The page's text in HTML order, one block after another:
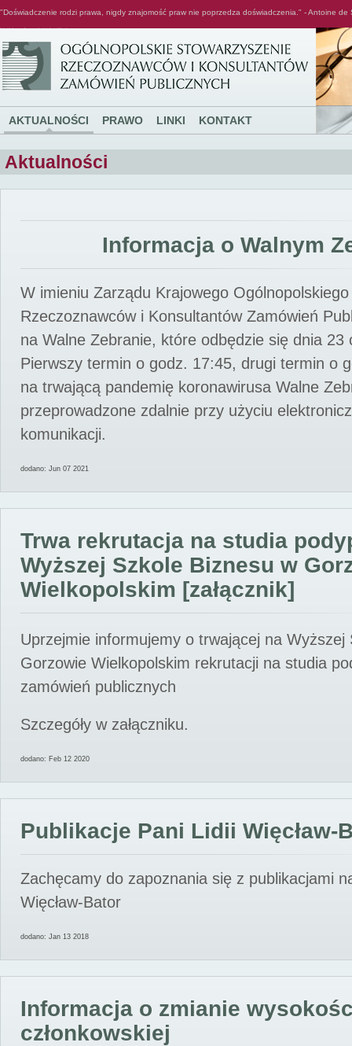
"Doświadczenie rodzi prawa, nigdy znajomość praw nie poprzedza doświadczenia." - Antoine de
AKTUALNOŚCI PRAWO LINKI KONTAKT
Aktualności
Informacja o Walnym
W imieniu Zarządu Krajowego
Rzeczoznawców i Konsultantów Zamówień
na Walne Zebranie, które odbędzie się dnia 23
Pierwszy termin o godz. 17:45, drugi termin o
na trwającą pandemię koronawirusa Walne
przeprowadzone zdalnie przy użyciu
komunikacji.
dodano: Jun 07 2021
Trwa rekrutacja na studia
Wyższej Szkole Biznesu w
Wielkopolskim [załącznik]
Uprzejmie informujemy o trwającej na Wyższej
Gorzowie Wielkopolskim rekrutacji na studia
zamówień publicznych
Szczegóły w załączniku.
dodano: Feb 12 2020
Publikacje Pani Lidii Więcław-
Zachęcamy do zapoznania się z publikacjami
Więcław-Bator
dodano: Jan 13 2018
Informacja o zmianie
członkowskiej